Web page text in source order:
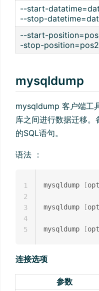
--start-
--stop-
--start-
-stop-position=pos2
mysqldump
mysqldump 客户端工
库之间进行数据迁移
的SQL语句。
语法 ：
mysqldump [
mysqldump [
mysqldump [
1
2
3
4
5
连接选项
参数